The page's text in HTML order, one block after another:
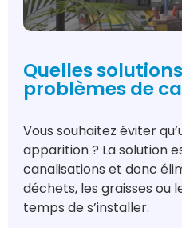
Quelles
problèmes de
Vous souhaitez éviter
apparition ? La solution
canalisations et donc
déchets, les graisses ou
temps de s’installer.